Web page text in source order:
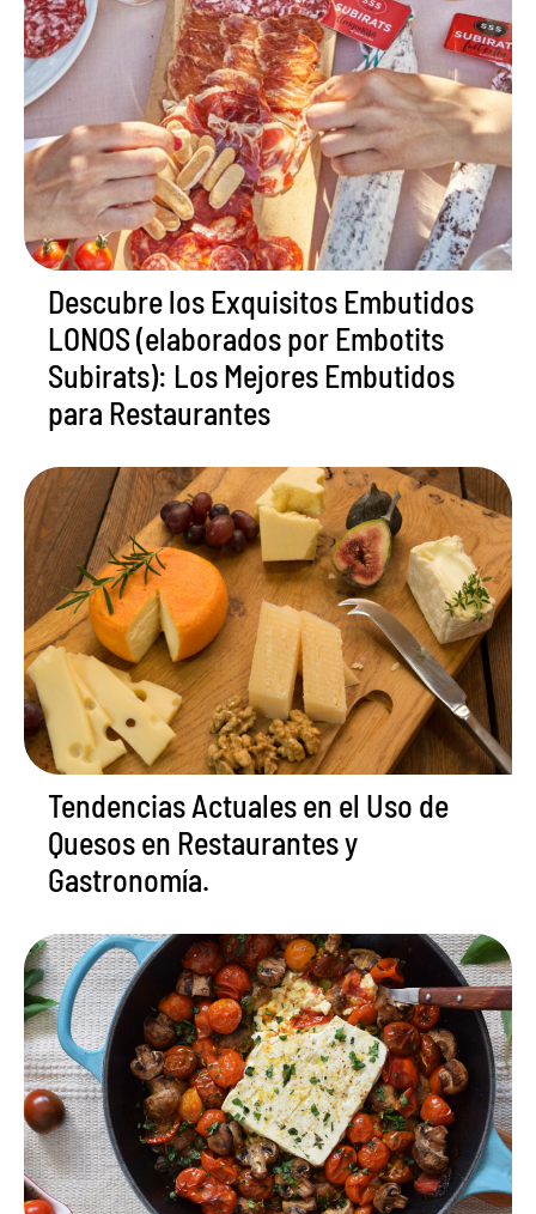
Descubre los Exquisitos Embutidos
LONOS (elaborados por Embotits
Subirats): Los Mejores Embutidos
para Restaurantes
Tendencias Actuales en el Uso de
Quesos en Restaurantes y
Gastronomía.